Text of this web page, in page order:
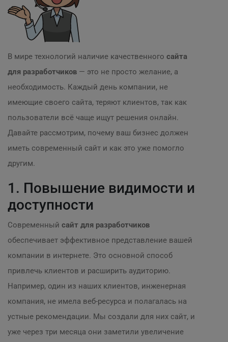
В мире технологий наличие качественного сайта
для разработчиков — это не просто желание, а
необходимость. Каждый день компании, не
имеющие своего сайта, теряют клиентов, так как
пользователи всё чаще ищут решения онлайн.
Давайте рассмотрим, почему ваш бизнес должен
иметь современный сайт и как это уже помогло
другим.
1. Повышение видимости и
доступности
Современный сайт для разработчиков
обеспечивает эффективное представление вашей
компании в интернете. Это основной способ
привлечь клиентов и расширить аудиторию.
Например, один из наших клиентов, инженерная
компания, не имела веб-ресурса и полагалась на
устные рекомендации. Мы создали для них сайт, и
уже через три месяца они заметили увеличение